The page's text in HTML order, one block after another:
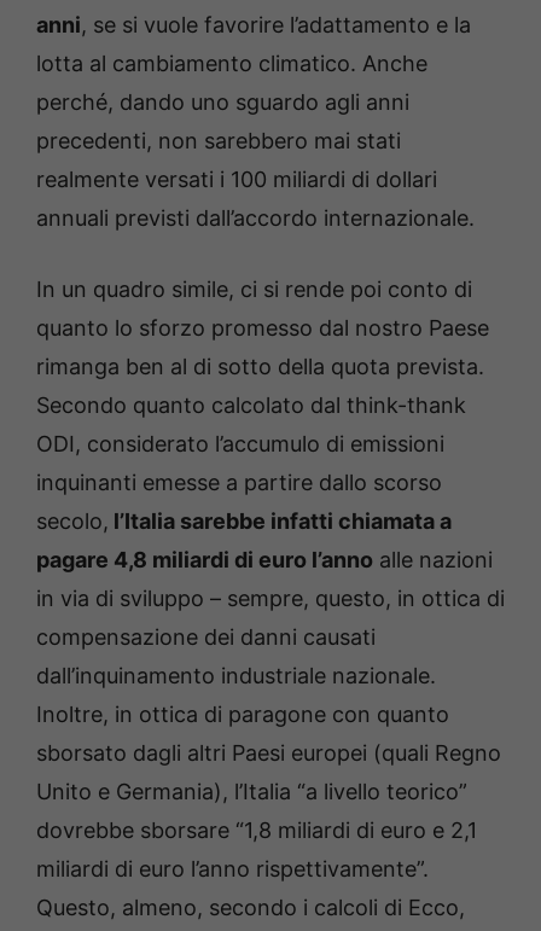
anni, se si vuole favorire l’adattamento e la
lotta al cambiamento climatico. Anche
perché, dando uno sguardo agli anni
precedenti, non sarebbero mai stati
realmente versati i 100 miliardi di dollari
annuali previsti dall’accordo internazionale.
In un quadro simile, ci si rende poi conto di
quanto lo sforzo promesso dal nostro Paese
rimanga ben al di sotto della quota prevista.
Secondo quanto calcolato dal think-thank
ODI, considerato l’accumulo di emissioni
inquinanti emesse a partire dallo scorso
secolo, l’Italia sarebbe infatti chiamata a
pagare 4,8 miliardi di euro l’anno alle nazioni
in via di sviluppo – sempre, questo, in ottica di
compensazione dei danni causati
dall’inquinamento industriale nazionale.
Inoltre, in ottica di paragone con quanto
sborsato dagli altri Paesi europei (quali Regno
Unito e Germania), l’Italia “a livello teorico”
dovrebbe sborsare “1,8 miliardi di euro e 2,1
miliardi di euro l’anno rispettivamente”.
Questo, almeno, secondo i calcoli di Ecco,